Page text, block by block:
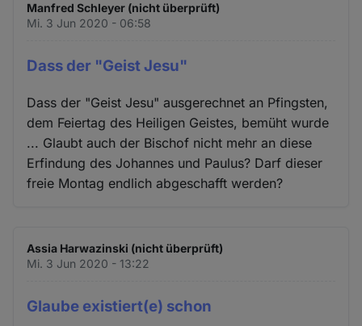
Manfred Schleyer (nicht überprüft)
Mi. 3 Jun 2020 - 06:58
Dass der "Geist Jesu"
Dass der "Geist Jesu" ausgerechnet an Pfingsten,
dem Feiertag des Heiligen Geistes, bemüht wurde
... Glaubt auch der Bischof nicht mehr an diese
Erfindung des Johannes und Paulus? Darf dieser
freie Montag endlich abgeschafft werden?
Assia Harwazinski (nicht überprüft)
Mi. 3 Jun 2020 - 13:22
Glaube existiert(e) schon